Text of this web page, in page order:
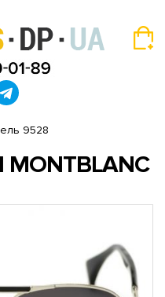
9528